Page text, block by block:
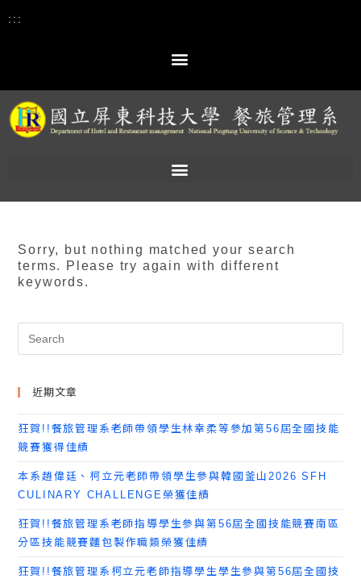
:::
Sorry, but nothing matched your search
terms. Please try again with different
keywords.
近期文章
狂賀!!餐旅管理系老師帶領學生林幸柔等參加第56屆全國技能
競賽獲得佳績
本系趙偉廷、柯立元老師帶領學生參與韓國釜山2026 SFH
CULINARY CHALLENGE榮獲佳績
狂賀!!餐旅管理系老師指導學生參與第56屆全國技能競賽南區
分區技能競賽麵包製作職類榮獲佳績
狂賀!!餐旅管理系柯立元老師指導學生學生參與第56屆全國技